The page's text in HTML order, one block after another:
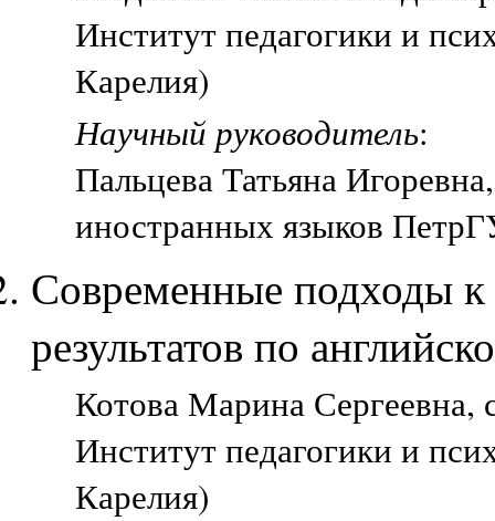
Институт педагогики и
Карелия)
Научный руководитель:
Пальцева Татьяна
иностранных языков
Современные подходы к
результатов по
Котова Марина Сергеевна,
Институт педагогики и
Карелия)